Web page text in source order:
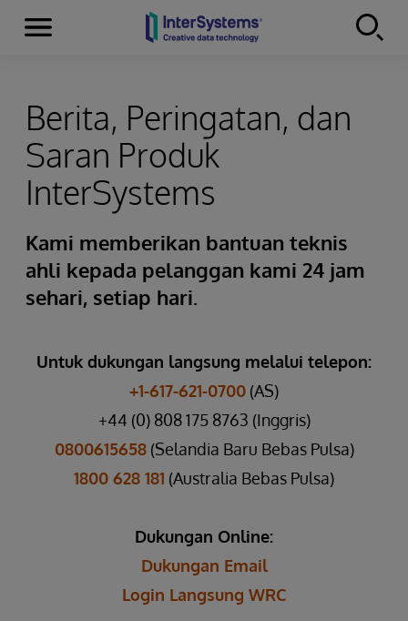
Skip to content
Menu
Berita, Peringatan, dan
Saran Produk
InterSystems
Kami memberikan bantuan teknis
ahli kepada pelanggan kami 24 jam
sehari, setiap hari.
Untuk dukungan langsung melalui telepon:
+1-617-621-0700 (AS)
+44 (0) 808 175 8763 (Inggris)
0800615658(Selandia Baru Bebas Pulsa)
1800 628 181 (Australia Bebas Pulsa)
Dukungan Online:
Dukungan Email
Login Langsung WRC